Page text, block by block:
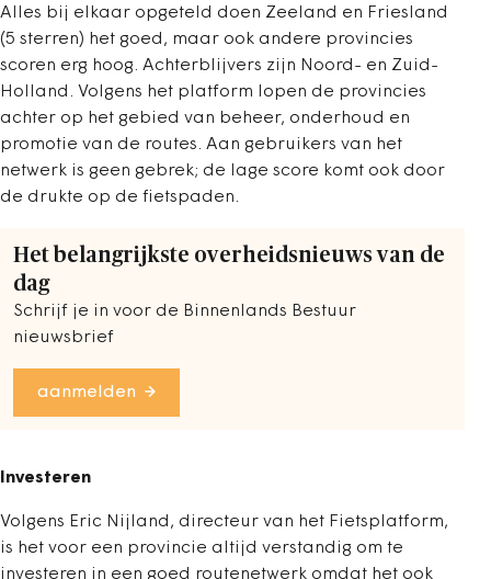
Alles bij elkaar opgeteld doen Zeeland en Friesland
(5 sterren) het goed, maar ook andere provincies
scoren erg hoog. Achterblijvers zijn Noord- en Zuid-
Holland. Volgens het platform lopen de provincies
achter op het gebied van beheer, onderhoud en
promotie van de routes. Aan gebruikers van het
netwerk is geen gebrek; de lage score komt ook door
de drukte op de fietspaden.
Het belangrijkste overheidsnieuws van de
dag
Schrijf je in voor de Binnenlands Bestuur
nieuwsbrief
aanmelden
Investeren
Volgens Eric Nijland, directeur van het Fietsplatform,
is het voor een provincie altijd verstandig om te
investeren in een goed routenetwerk omdat het ook